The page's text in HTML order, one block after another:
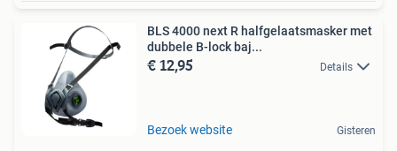
BLS 4000 next R halfgelaatsmasker met
dubbele B-lock baj...
€ 12,95 Details
Bezoek website Gisteren